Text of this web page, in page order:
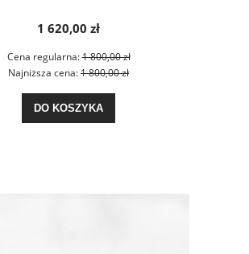
1 620,00 zł
Cena regularna:1 800,00 zł
Najniższa cena:1 800,00 zł
DO KOSZYKA